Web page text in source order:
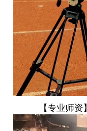
【专业师资】